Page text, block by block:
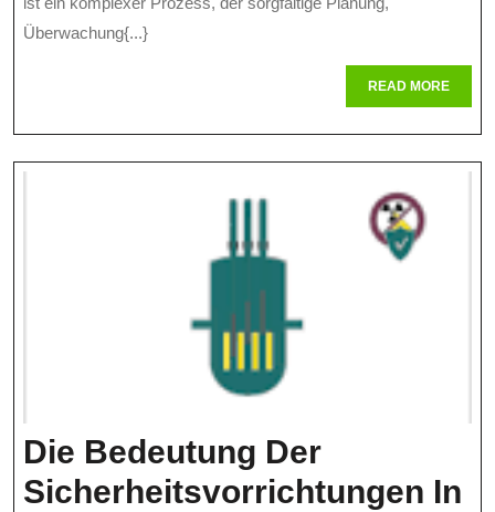
Der
Überwachung{...}
READ MOREREAD
MORE
Die Bedeutung Der
Sicherheitsvorrichtungen In